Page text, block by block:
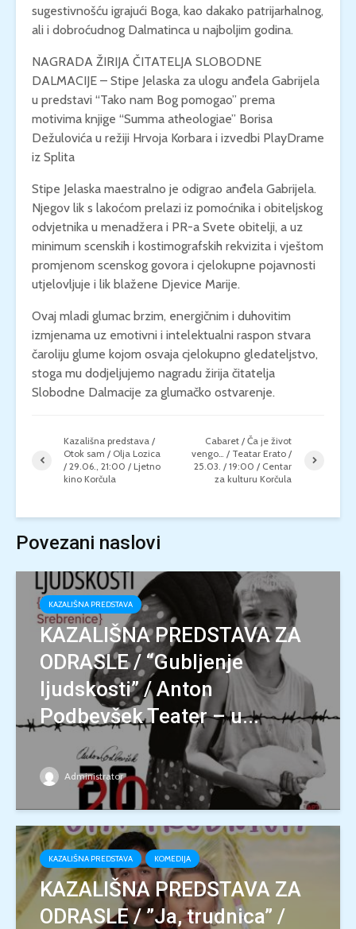
sugestivnošću igrajući Boga, kao dakako patrijarhalnog,
ali i dobroćudnog Dalmatinca u najboljim godina.
NAGRADA ŽIRIJA ČITATELJA SLOBODNE
DALMACIJE – Stipe Jelaska za ulogu anđela Gabrijela
u predstavi “Tako nam Bog pomogao” prema
motivima knjige “Summa atheologiae” Borisa
Dežulovića u režiji Hrvoja Korbara i izvedbi PlayDrame
iz Splita
Stipe Jelaska maestralno je odigrao anđela Gabrijela.
Njegov lik s lakoćom prelazi iz pomoćnika i obiteljskog
odvjetnika u menadžera i PR-a Svete obitelji, a uz
minimum scenskih i kostimografskih rekvizita i vještom
promjenom scenskog govora i cjelokupne pojavnosti
utjelovljuje i lik blažene Djevice Marije.
Ovaj mladi glumac brzim, energičnim i duhovitim
izmjenama uz emotivni i intelektualni raspon stvara
čaroliju glume kojom osvaja cjelokupno gledateljstvo,
stoga mu dodjeljujemo nagradu žirija čitatelja
Slobodne Dalmacije za glumačko ostvarenje.
Kazališna predstava /
Otok sam / Olja Lozica
/ 29.06., 21:00 / Ljetno
kino Korčula
Cabaret / Ča je život
vengo… / Teatar Erato /
25.03. / 19:00 / Centar
za kulturu Korčula
Povezani naslovi
KAZALIŠNA PREDSTAVA
KAZALIŠNA PREDSTAVA ZA
ODRASLE / “Gubljenje
ljudskosti” / Anton
Podbevšek Teater – u...
Administrator
KAZALIŠNA PREDSTAVA KOMEDIJA
KAZALIŠNA PREDSTAVA ZA
ODRASLE / ”Ja, trudnica” /